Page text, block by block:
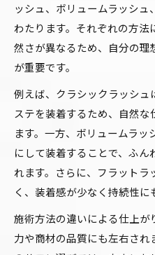
ッシュ、ボリュームラッシ
わたります。それぞれの方法
然さが異なるため、自分の
が重要です。
例えば、クラシックラッシュ
ステを装着するため、自然
ます。一方、ボリュームラ
にして装着することで、ふ
れます。さらに、フラット
く、装着感が少なく持続性に
施術方法の違いによる仕上
力や商材の品質にも左右さ